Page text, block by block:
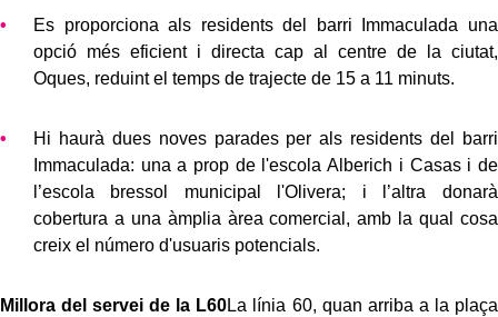
Es proporciona als residents del barri Immaculada una
opció més eficient i directa cap al centre de la ciutat,
Oques, reduint el temps de trajecte de 15 a 11 minuts.
Hi haurà dues noves parades per als residents del barri
Immaculada: una a prop de l'escola Alberich i Casas i de
l’escola bressol municipal l'Olivera; i l’altra donarà
cobertura a una àmplia àrea comercial, amb la qual cosa
creix el número d'usuaris potencials.
Millora del servei de la L60La línia 60, quan arriba a la plaça